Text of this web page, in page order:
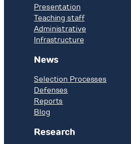
Presentation
Teaching staff
Administrative
Infrastructure
News
Selection Processes
Defenses
Reports
Blog
Research